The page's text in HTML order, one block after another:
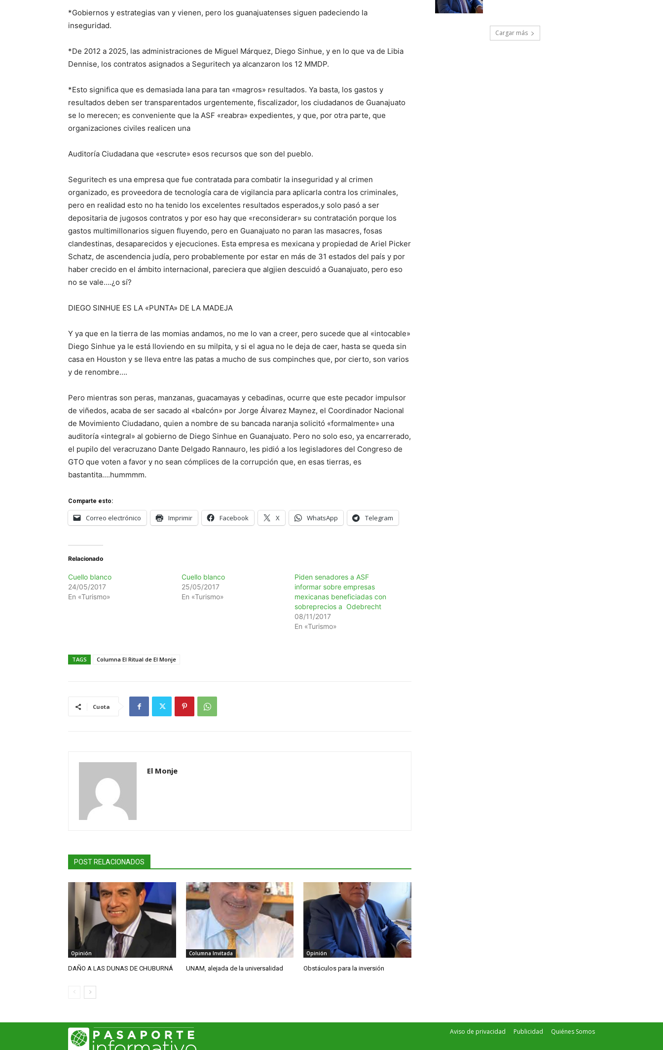
*Gobiernos y estrategias van y vienen, pero los guanajuatenses siguen padeciendo la
inseguridad.
*De 2012 a 2025, las administraciones de Miguel Márquez, Diego Sinhue, y en lo que va de Libia
Dennise, los contratos asignados a Seguritech ya alcanzaron los 12 MMDP.
*Esto significa que es demasiada lana para tan «magros» resultados. Ya basta, los gastos y
resultados deben ser transparentados urgentemente, fiscalizador, los ciudadanos de Guanajuato
se lo merecen; es conveniente que la ASF «reabra» expedientes, y que, por otra parte, que
organizaciones civiles realicen una
Auditoría Ciudadana que «escrute» esos recursos que son del pueblo.
Seguritech es una empresa que fue contratada para combatir la inseguridad y al crimen
organizado, es proveedora de tecnología cara de vigilancia para aplicarla contra los criminales,
pero en realidad esto no ha tenido los excelentes resultados esperados,y solo pasó a ser
depositaria de jugosos contratos y por eso hay que «reconsiderar» su contratación porque los
gastos multimillonarios siguen fluyendo, pero en Guanajuato no paran las masacres, fosas
clandestinas, desaparecidos y ejecuciones. Esta empresa es mexicana y propiedad de Ariel Picker
Schatz, de ascendencia judía, pero probablemente por estar en más de 31 estados del país y por
haber crecido en el ámbito internacional, pareciera que algjien descuidó a Guanajuato, pero eso
no se vale….¿o sí?
DIEGO SINHUE ES LA «PUNTA» DE LA MADEJA
Y ya que en la tierra de las momias andamos, no me lo van a creer, pero sucede que al «intocable»
Diego Sinhue ya le está lloviendo en su milpita, y si el agua no le deja de caer, hasta se queda sin
casa en Houston y se lleva entre las patas a mucho de sus compinches que, por cierto, son varios
y de renombre….
Pero mientras son peras, manzanas, guacamayas y cebadinas, ocurre que este pecador impulsor
de viñedos, acaba de ser sacado al «balcón» por Jorge Álvarez Maynez, el Coordinador Nacional
de Movimiento Ciudadano, quien a nombre de su bancada naranja solicitó «formalmente» una
auditoría «integral» al gobierno de Diego Sinhue en Guanajuato. Pero no solo eso, ya encarrerado,
el pupilo del veracruzano Dante Delgado Rannauro, les pidió a los legisladores del Congreso de
GTO que voten a favor y no sean cómplices de la corrupción que, en esas tierras, es
bastantita….hummmm.
Comparte esto:
Correo electrónico Imprimir Facebook X WhatsApp Telegram
Relacionado
Cuello blanco
24/05/2017
En «Turismo»
Cuello blanco
25/05/2017
En «Turismo»
Piden senadores a ASF
informar sobre empresas
mexicanas beneficiadas con
sobreprecios a Odebrecht
08/11/2017
En «Turismo»
TAGS Columna El Ritual de El Monje
Cuota
El Monje
POST RELACIONADOS
Opinión
DAÑO A LAS DUNAS DE CHUBURNÁ
Columna Invitada
UNAM, alejada de la universalidad
Opinión
Obstáculos para la inversión
Cargar más
Aviso de privacidad Publicidad Quiénes Somos